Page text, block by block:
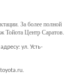
За более полной
Тойота Центр Саратов.
ул. Усть-